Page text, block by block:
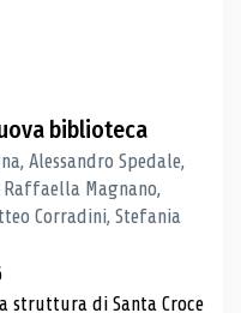
biblioteca
Alessandro Spedale,
Raffaella Magnano,
Corradini, Stefania
struttura di Santa Croce